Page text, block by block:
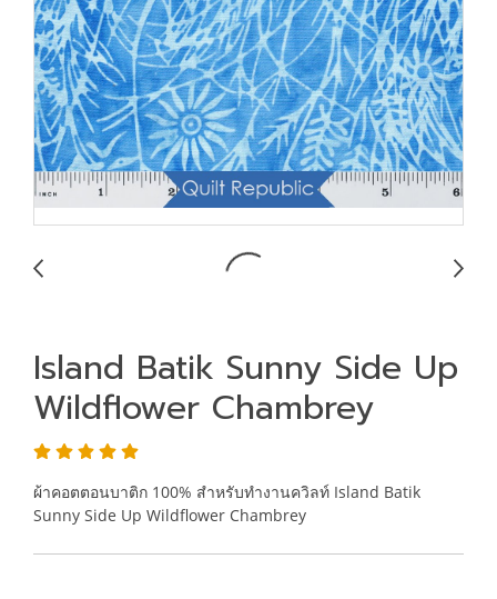
Island Batik Sunny Side Up
Wildflower Chambrey
ผ้าคอตตอนบาติก 100% สำหรับทำงานควิลท์ Island Batik
Sunny Side Up Wildflower Chambrey